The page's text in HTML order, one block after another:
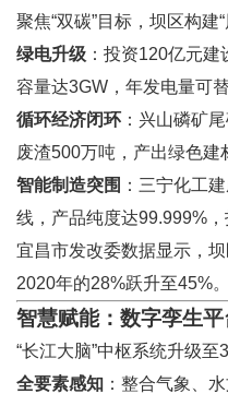
聚焦“双碳”目标，坝区构建
绿电升级 ：投资120亿元
容量达3GW，年发电量可
循环经济闭环 ：兴山磷矿
废渣500万吨，产出绿色建
智能制造突围 ：三宁化工
线，产品纯度达99.999%，
宜昌市发改委数据显示，
2020年的28%跃升至45%。
智慧赋能：数字孪生
“长江大脑”中枢系统升级至
全要素感知 ：整合气象、